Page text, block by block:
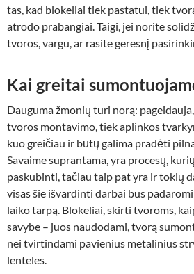
tas, kad blokeliai tiek pastatui, tiek
atrodo prabangiai. Taigi, jei norite
tvoros, vargu, ar rasite geresnį
Kai greitai
Dauguma žmonių turi norą:
tvoros montavimo, tiek aplinkos
kuo greičiau ir būtų galima pradėti
Savaime suprantama, yra procesų,
paskubinti, tačiau taip pat yra ir tokių
visas šie išvardinti darbai bus
laiko tarpą. Blokeliai, skirti tvoroms,
savybe – juos naudodami, tvorą
nei tvirtindami pavienius metalinius
lenteles.